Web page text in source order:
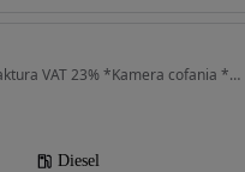
1598 cm3 • 200 KM • *Faktura VAT 23% *Kamera cofania *Nawigacja
Diesel